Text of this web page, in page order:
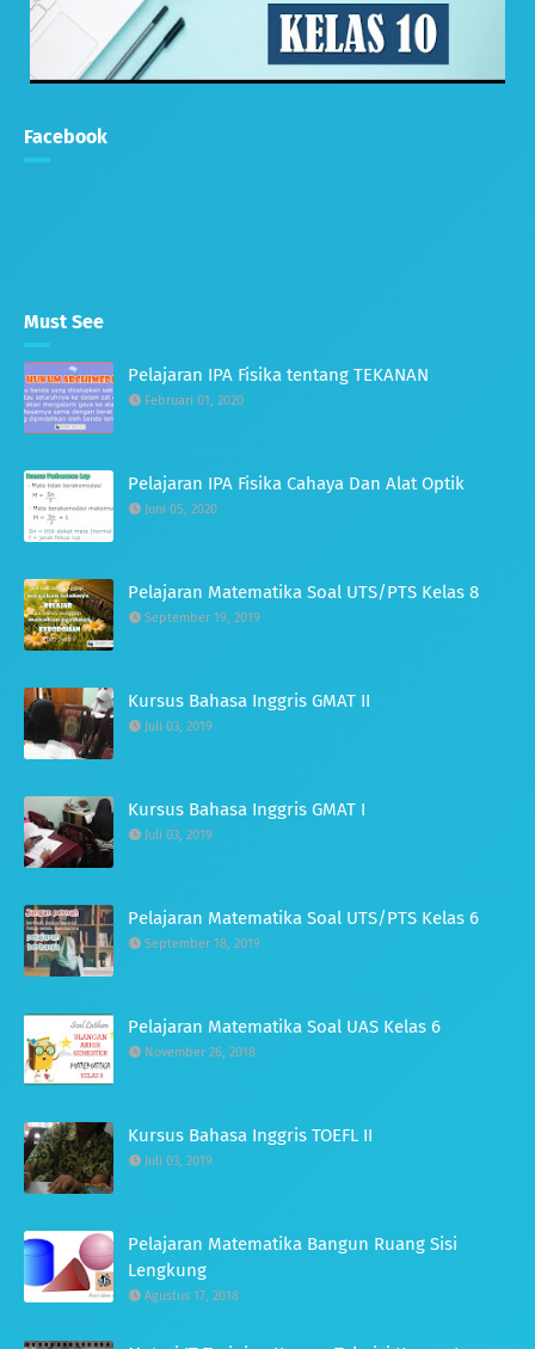
Facebook
Must See
Pelajaran IPA Fisika tentang TEKANAN
Februari 01, 2020
Pelajaran IPA Fisika Cahaya Dan Alat Optik
Juni 05, 2020
Pelajaran Matematika Soal UTS/PTS Kelas 8
September 19, 2019
Kursus Bahasa Inggris GMAT II
Juli 03, 2019
Kursus Bahasa Inggris GMAT I
Juli 03, 2019
Pelajaran Matematika Soal UTS/PTS Kelas 6
September 18, 2019
Pelajaran Matematika Soal UAS Kelas 6
November 26, 2018
Kursus Bahasa Inggris TOEFL II
Juli 03, 2019
Pelajaran Matematika Bangun Ruang Sisi
Lengkung
Agustus 17, 2018